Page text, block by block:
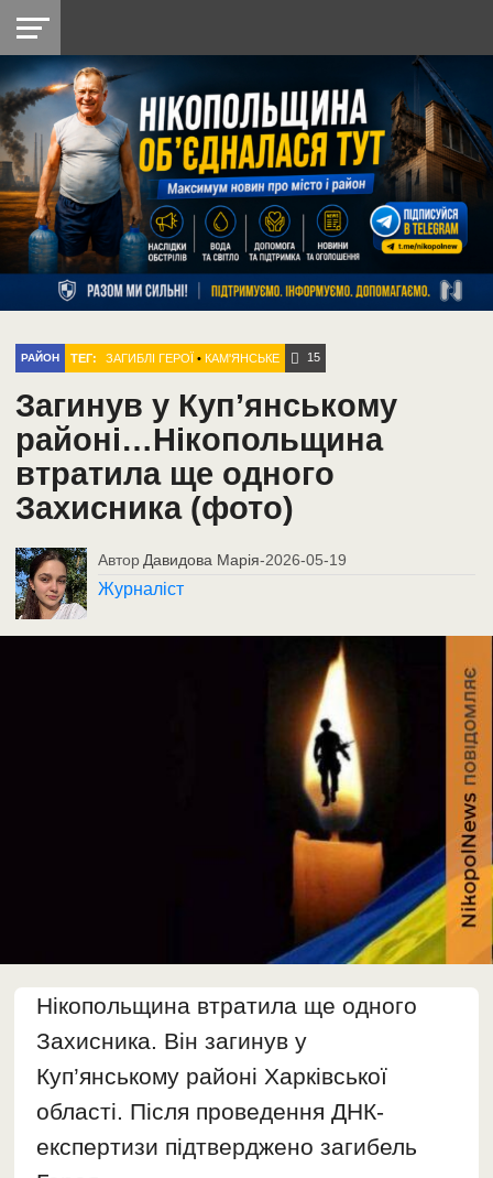
НІКОПОЛЬ
РАЙОН
СІЧЕСЛАВСЬКА
УКРАЇНА
РЕТРО
НІКОПОЛЬ
ЛАЙТ
УКРАЇНА
ДОПОМОГА
РАДІО
РАЙОН ТЕГ: ЗАГИБЛІ ГЕРОЇ •КАМ'ЯНСЬКЕ 15
Загинув у Купʼянському
районі…Нікопольщина
втратила ще одного
Захисника (фото)
Автор Давидова Марія-2026-05-19
Журналіст
Нікопольщина втратила ще одного
Захисника. Він загинув у
Куп’янському районі Харківської
області. Після проведення ДНК-
експертизи підтверджено загибель